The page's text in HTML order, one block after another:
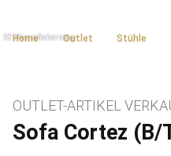
Home Outlet Stühle
Sofa Cortez (B/
OUTLET-ARTIKEL